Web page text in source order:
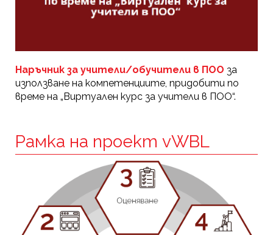
Наръчник за учители/обучители в ПОО за
използване на компетенциите, придобити по
време на „Виртуален курс за учители в ПОО“.
Рамка на проект vWBL